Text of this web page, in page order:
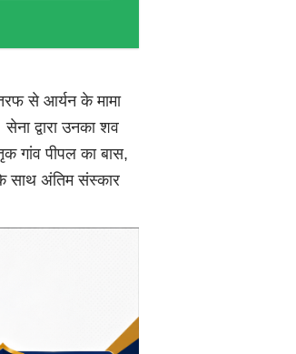
से आर्यन के मामा
द्वारा उनका शव
गांव पीपल का बास,
साथ अंतिम संस्कार